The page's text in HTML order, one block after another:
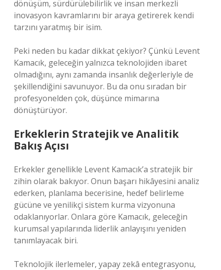
dönüşüm, sürdürülebilirlik ve insan merkezli
inovasyon kavramlarını bir araya getirerek kendi
tarzını yaratmış bir isim.
Peki neden bu kadar dikkat çekiyor? Çünkü Levent
Kamacık, geleceğin yalnızca teknolojiden ibaret
olmadığını, aynı zamanda insanlık değerleriyle de
şekillendiğini savunuyor. Bu da onu sıradan bir
profesyonelden çok, düşünce mimarına
dönüştürüyor.
Erkeklerin Stratejik ve Analitik
Bakış Açısı
Erkekler genellikle Levent Kamacık’a stratejik bir
zihin olarak bakıyor. Onun başarı hikâyesini analiz
ederken, planlama becerisine, hedef belirleme
gücüne ve yenilikçi sistem kurma vizyonuna
odaklanıyorlar. Onlara göre Kamacık, geleceğin
kurumsal yapılarında liderlik anlayışını yeniden
tanımlayacak biri.
Teknolojik ilerlemeler, yapay zekâ entegrasyonu,